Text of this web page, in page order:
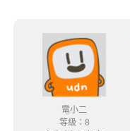
電小二
等級：8